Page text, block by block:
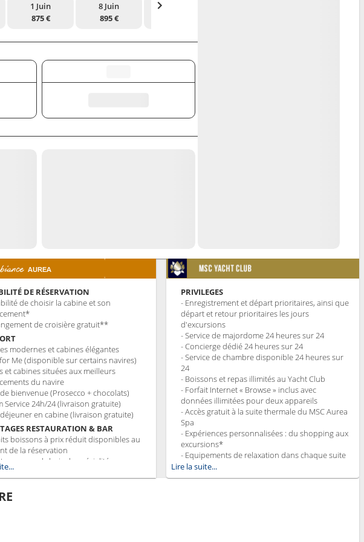
1 Juin
875 €
8 Juin
895 €
DE RÉSERVATION
de choisir la cabine et son
de croisière gratuit**
modernes et cabines élégantes
Me (disponible sur certains navires)
et cabines situées aux meilleurs
du navire
bienvenue (Prosecco + chocolats)
Service 24h/24 (livraison gratuite)
en cabine (livraison gratuite)
RESTAURATION & BAR
boissons à prix réduit disponibles au
de la réservation
avec grand choix de spécialités
principaux avec plats gourmets et
compte des exigences diététiques
de dîner libre avec My Choice dans un
PRIVILEGES
- Enregistrement et départ prioritaires, ainsi que
départ et retour prioritaires les jours
d'excursions
- Service de majordome 24 heures sur 24
- Concierge dédié 24 heures sur 24
- Service de chambre disponible 24 heures sur
24
- Boissons et repas illimités au Yacht Club
- Forfait Internet « Browse » inclus avec
données illimitées pour deux appareils
- Accès gratuit à la suite thermale du MSC Aurea
Spa
- Expériences personnalisées : du shopping aux
excursions*
- Equipements de relaxation dans chaque suite
- Autres attentions personnelles : service
d’assistance pour faire et défaire les valises,
Lire la suite...